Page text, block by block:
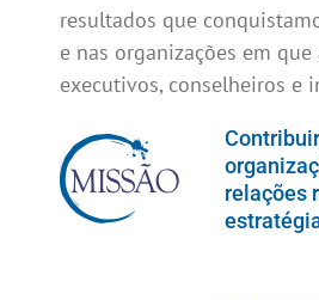
resultados que
e nas organizações em
executivos, conselheiros e
relações